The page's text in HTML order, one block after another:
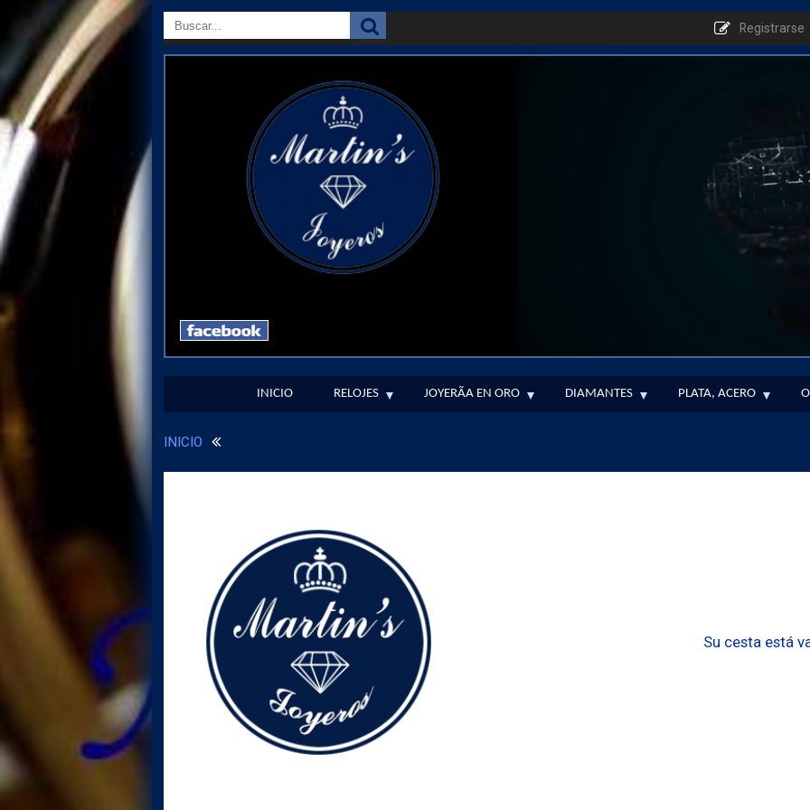
Registrarse
INICIO RELOJES JOYERÃ­A EN ORO DIAMANTES PLATA, ACERO
INICIO
Su cesta está